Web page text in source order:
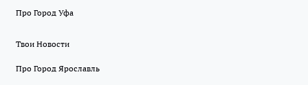
Про Город Уфа
Твои Новости
Про Город Ярославль